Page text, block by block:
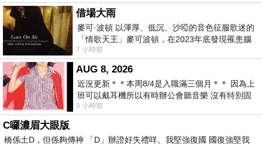
借場大雨
麥可·波頓 以渾厚、低沉、沙啞的音色征服歌迷的
「情歌天王」麥可波頓，在2023年底發現罹患腦
瘤「祈禱早日康復，一切都好」。
7 小時前
AUG 8, 2026
近況更新＊＊本周8/4是入職滿三個月＊＊ 因為上
班可以戴耳機所以有時辦公會聽音樂 沒有特別固
定哪天但就是一周某一天會固定聽'90
9 小時前
C囉濃眉大眼版
橋係土D，但係夠傳神 「D」辦證好失禮咩。我堅強復國 國復強堅我